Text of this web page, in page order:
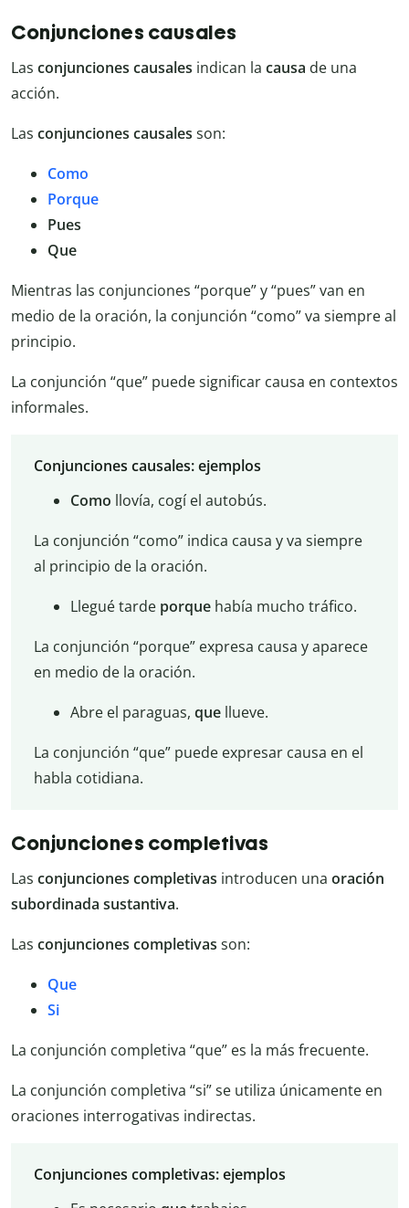
Conjunciones causales
Las conjunciones causales indican la causa de una
acción.
Las conjunciones causales son:
Como
Porque
Pues
Que
Mientras las conjunciones “porque” y “pues” van en
medio de la oración, la conjunción “como” va siempre al
principio.
La conjunción “que” puede significar causa en contextos
informales.
Conjunciones causales: ejemplos
Como llovía, cogí el autobús.
La conjunción “como” indica causa y va siempre
al principio de la oración.
Llegué tarde porquehabía mucho tráfico.
La conjunción “porque” expresa causa y aparece
en medio de la oración.
Abre el paraguas, quellueve.
La conjunción “que” puede expresar causa en el
habla cotidiana.
Conjunciones completivas
Las conjunciones completivas introducen una oración
subordinada sustantiva.
Las conjunciones completivas son:
Que
Si
La conjunción completiva “que” es la más frecuente.
La conjunción completiva “si” se utiliza únicamente en
oraciones interrogativas indirectas.
Conjunciones completivas: ejemplos